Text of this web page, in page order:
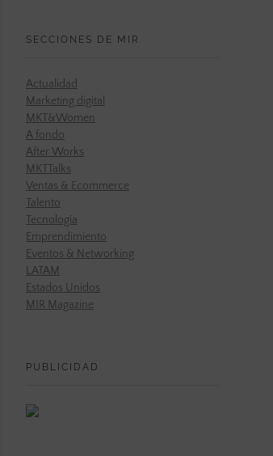
SECCIONES DE MIR
Actualidad
Marketing digital
MKT&Women
A fondo
After Works
MKTTalks
Ventas & Ecommerce
Talento
Tecnología
Emprendimiento
Eventos & Networking
LATAM
Estados Unidos
MIR Magazine
PUBLICIDAD